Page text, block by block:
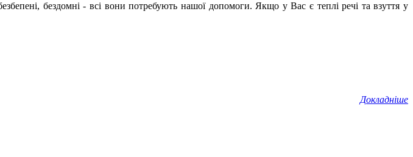
бездомні - всі вони потребують нашої допомоги. Якщо у Вас є теплі речі та взуття у
Докладніше